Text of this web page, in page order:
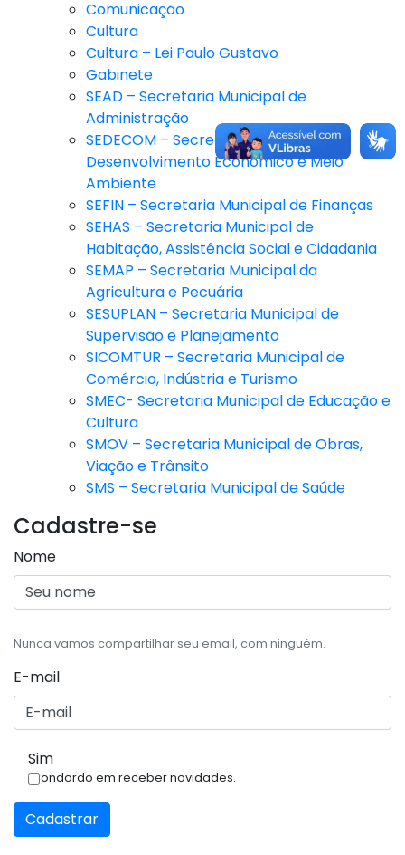
Comunicação
Cultura
Cultura – Lei Paulo Gustavo
Gabinete
SEAD – Secretaria Municipal de
Administração
SEDECOM – Secretaria Municipal de
Desenvolvimento Econômico e Meio
Ambiente
SEFIN – Secretaria Municipal de Finanças
SEHAS – Secretaria Municipal de
Habitação, Assistência Social e Cidadania
SEMAP – Secretaria Municipal da
Agricultura e Pecuária
SESUPLAN – Secretaria Municipal de
Supervisão e Planejamento
SICOMTUR – Secretaria Municipal de
Comércio, Indústria e Turismo
SMEC- Secretaria Municipal de Educação e
Cultura
SMOV – Secretaria Municipal de Obras,
Viação e Trânsito
SMS – Secretaria Municipal de Saúde
Cadastre-se
Nome
Nunca vamos compartilhar seu email, com ninguém.
E-mail
Sim
Condordo em receber novidades.
Cadastrar